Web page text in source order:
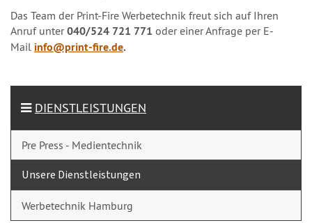
Das Team der Print-Fire Werbetechnik freut sich auf Ihren
Anruf unter040/524 721 771 oder einer Anfrage per E-
Mail info@print-fire.de.
DIENSTLEISTUNGEN
Pre Press - Medientechnik
Unsere Dienstleistungen
Werbetechnik Hamburg